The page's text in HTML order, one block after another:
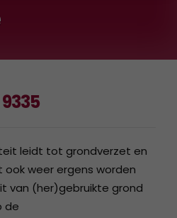
leidt tot grondverzet en
weer ergens worden
van (her)gebruikte grond
de